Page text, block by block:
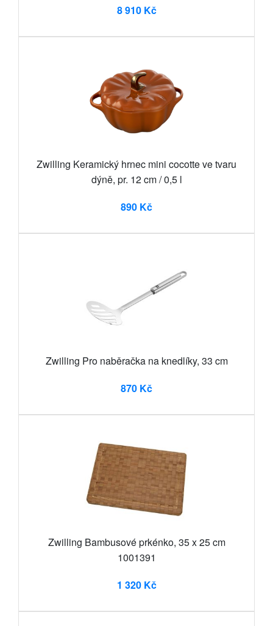
8 910 Kč
Zwilling Keramický hrnec mini cocotte ve tvaru
dýně, pr. 12 cm / 0,5 l
890 Kč
Zwilling Pro naběračka na knedlíky, 33 cm
870 Kč
Zwilling Bambusové prkénko, 35 x 25 cm
1001391
1 320 Kč